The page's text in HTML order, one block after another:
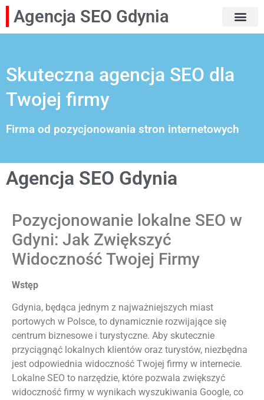
Agencja SEO Gdynia
Skuteczna agencja SEO dla
Twojej firmy
Firma od pozycjonowania stron internetowych
Agencja SEO Gdynia
Pozycjonowanie lokalne SEO w
Gdyni: Jak Zwiększyć
Widoczność Twojej Firmy
Wstęp
Gdynia, będąca jednym z najważniejszych miast
portowych w Polsce, to dynamicznie rozwijające się
centrum biznesowe i turystyczne. Aby skutecznie
przyciągnąć lokalnych klientów oraz turystów, niezbędna
jest odpowiednia widoczność Twojej firmy w internecie.
Lokalne SEO to narzędzie, które pozwala zwiększyć
widoczność firmy w wynikach wyszukiwania Google, co